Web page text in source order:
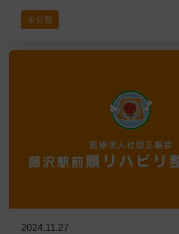
未分類
2024.11.27